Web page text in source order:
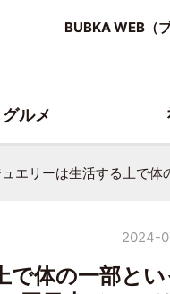
BUBKA WEB（
エリーは生活する上で
2024-
で体の一部と
グルメ